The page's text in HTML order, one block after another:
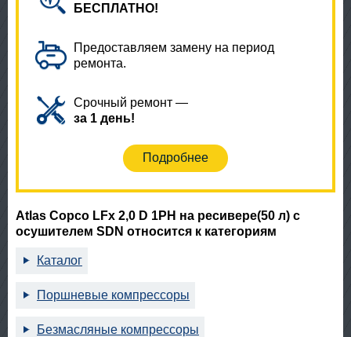
БЕСПЛАТНО!
Предоставляем замену на период
ремонта.
Срочный ремонт —
за 1 день!
Подробнее
Atlas Copco LFx 2,0 D 1PH на ресивере(50 л) с
осушителем SDN относится к категориям
Каталог
Поршневые компрессоры
Безмасляные компрессоры